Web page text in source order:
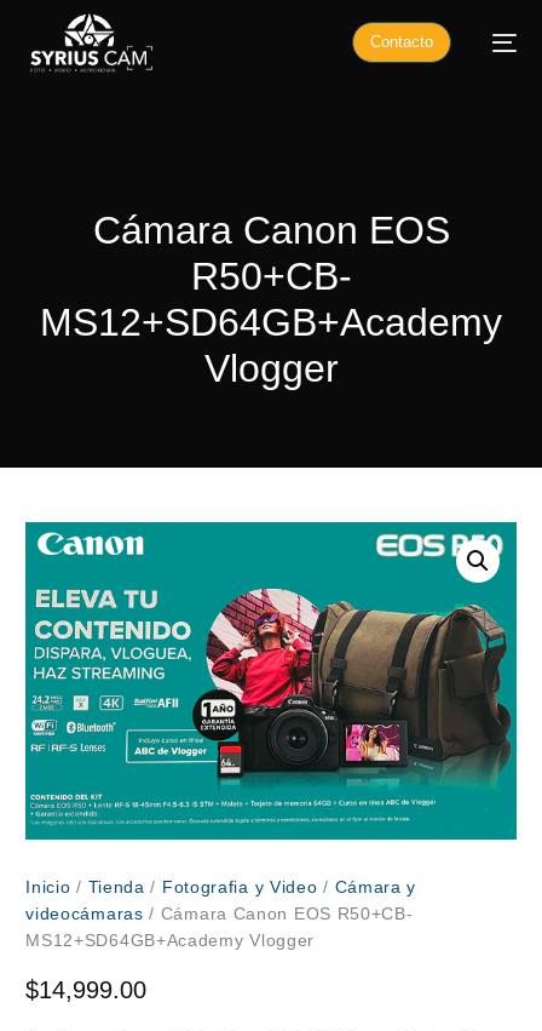
Contacto
Cámara Canon EOS
R50+CB-
MS12+SD64GB+Academy
Vlogger
Inicio / Tienda / Fotografia y Video / Cámara y
videocámaras / Cámara Canon EOS R50+CB-
MS12+SD64GB+Academy Vlogger
$14,999.00